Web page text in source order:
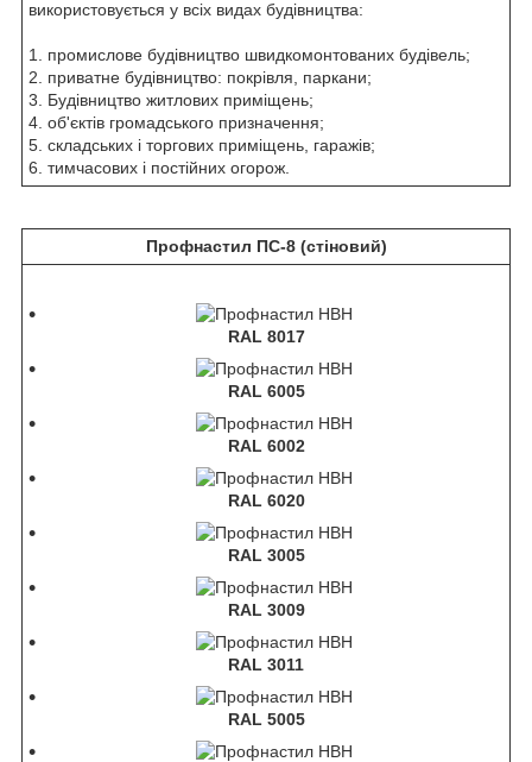
використовується у всіх видах будівництва:
1. промислове будівництво швидкомонтованих будівель;
2. приватне будівництво: покрівля, паркани;
3. Будівництво житлових приміщень;
4. об'єктів громадського призначення;
5. складських і торгових приміщень, гаражів;
6. тимчасових і постійних огорож.
Профнастил ПС-8 (стіновий)
RAL 8017
RAL 6005
RAL 6002
RAL 6020
RAL 3005
RAL 3009
RAL 3011
RAL 5005